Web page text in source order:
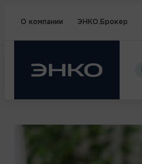
О компании ЭНКО.Брокер